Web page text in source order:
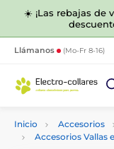
☀️ ¡Las rebajas de
Llámanos (Mo-Fr 8-16)
Inicio Accesorios
Accesorios Vallas